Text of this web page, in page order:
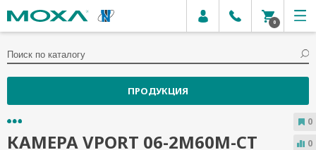
0
ПРОДУКЦИЯ
КАМЕРА VPORT 06-2M60M-CT
0
0